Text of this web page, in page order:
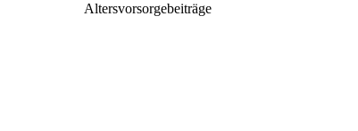
Altersvorsorgebeiträge